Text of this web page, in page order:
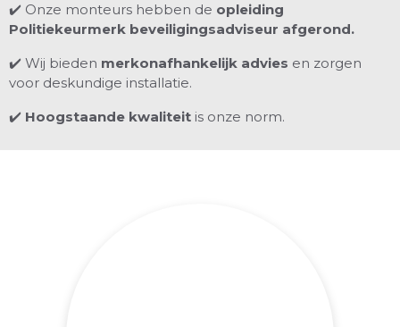
✔️ Onze monteurs hebben de opleiding
Politiekeurmerk beveiligingsadviseur afgerond.
✔️ Wij bieden merkonafhankelijk advies en zorgen
voor deskundige installatie.
✔️ Hoogstaande kwaliteit is onze norm.